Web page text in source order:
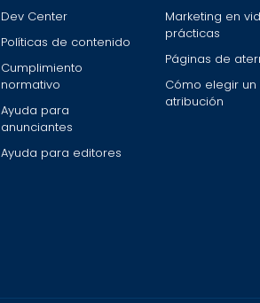
Dev Center
Políticas de contenido
Cumplimiento
normativo
Ayuda para
anunciantes
Ayuda para editores
Marketing en
prácticas
Páginas de
Cómo elegir
atribución